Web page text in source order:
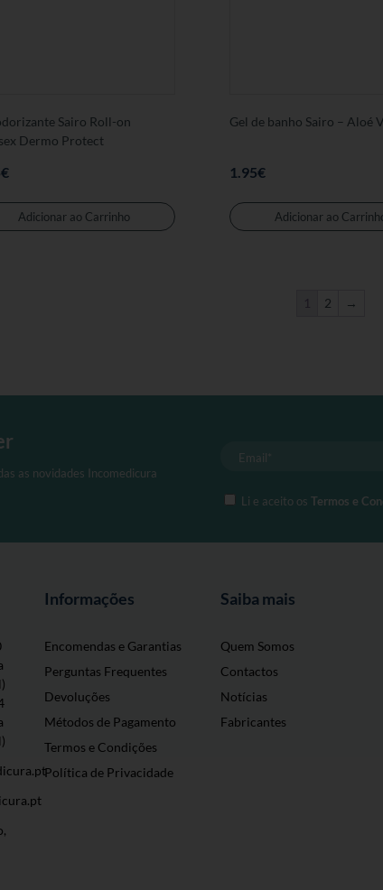
Sairo Roll-on
Dermo Protect
€
Adicionar ao Carrinho
Gel de banho Sairo – Aloé
1.95€
Adicionar ao
2 →
as novidades Incomedicura
Li e aceito osTermos e
Informações
Encomendas e Garantias
Perguntas Frequentes
Devoluções
Métodos de Pagamento
Termos e Condições
Política de Privacidade
Saiba mais
Quem Somos
Contactos
Notícias
Fabricantes